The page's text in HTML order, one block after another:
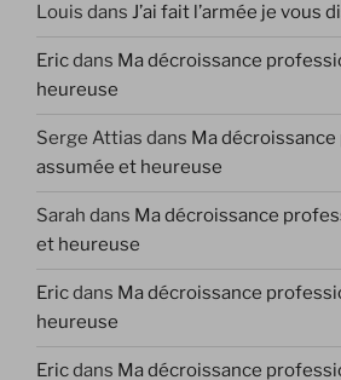
Louis dans J’ai fait l’armée je vous
Ericdans Ma décroissance
heureuse
Serge Attias dans Ma
assumée et heureuse
Sarah dans Ma décroissance
et heureuse
Ericdans Ma décroissance
heureuse
Ericdans Ma décroissance